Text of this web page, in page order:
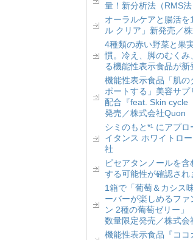
量！新分析法（RMS
オーラルケアと腸活
ル クリア」新発売／
4種類の赤い野菜と果
慣。冷え、脚のむく
る機能性表示食品が
機能性表示食品「肌
ポートする」美容サ
配合『feat. Skin cycle
発売／株式会社Quon
シミのもと*¹ にアプ
イタンス ホワイトロ
社
ピセアタンノールを
する可能性が確認さ
1箱で「葡萄＆カシス
ーバーが楽しめるフ
ン 2種の葡萄ゼリー」
数量限定発売／株式会
機能性表示食品『ココ